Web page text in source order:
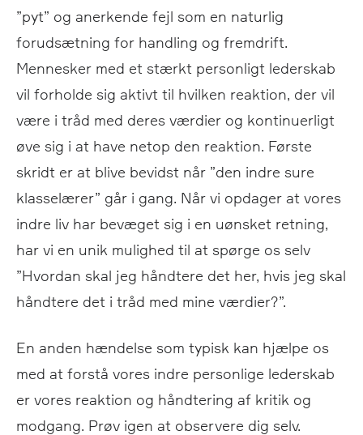
”pyt” og anerkende fejl som en naturlig
forudsætning for handling og fremdrift.
Mennesker med et stærkt personligt lederskab
vil forholde sig aktivt til hvilken reaktion, der vil
være i tråd med deres værdier og kontinuerligt
øve sig i at have netop den reaktion. Første
skridt er at blive bevidst når ”den indre sure
klasselærer” går i gang. Når vi opdager at vores
indre liv har bevæget sig i en uønsket retning,
har vi en unik mulighed til at spørge os selv
”Hvordan skal jeg håndtere det her, hvis jeg skal
håndtere det i tråd med mine værdier?”.
En anden hændelse som typisk kan hjælpe os
med at forstå vores indre personlige lederskab
er vores reaktion og håndtering af kritik og
modgang. Prøv igen at observere dig selv.